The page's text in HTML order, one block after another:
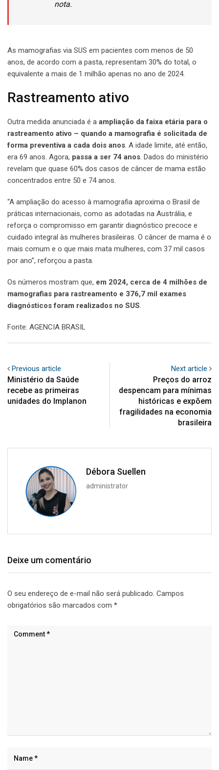
nota.
As mamografias via SUS em pacientes com menos de 50
anos, de acordo com a pasta, representam 30% do total, o
equivalente a mais de 1 milhão apenas no ano de 2024.
Rastreamento ativo
Outra medida anunciada é a ampliação da faixa etária para o
rastreamento ativo – quando a mamografia é solicitada de
forma preventiva a cada dois anos. A idade limite, até então,
era 69 anos. Agora, passa a ser 74 anos. Dados do ministério
revelam que quase 60% dos casos de câncer de mama estão
concentrados entre 50 e 74 anos.
“A ampliação do acesso à mamografia aproxima o Brasil de
práticas internacionais, como as adotadas na Austrália, e
reforça o compromisso em garantir diagnóstico precoce e
cuidado integral às mulheres brasileiras. O câncer de mama é o
mais comum e o que mais mata mulheres, com 37 mil casos
por ano”, reforçou a pasta.
Os números mostram que, em 2024, cerca de 4 milhões de
mamografias para rastreamento e 376,7 mil exames
diagnósticos foram realizados no SUS.
Fonte: AGENCIA BRASIL
Previous article
Ministério da Saúde
recebe as primeiras
unidades do Implanon
Next article
Preços do arroz
despencam para mínimas
históricas e expõem
fragilidades na economia
brasileira
Débora Suellen
administrator
Deixe um comentário
O seu endereço de e-mail não será publicado. Campos
obrigatórios são marcados com *